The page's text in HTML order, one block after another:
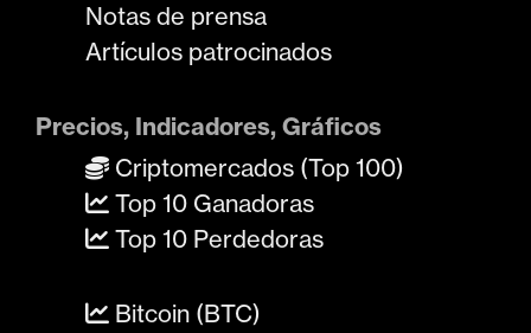
Notas de prensa
Artículos patrocinados
Precios, Indicadores, Gráficos
Criptomercados (Top 100)
Top 10 Ganadoras
Top 10 Perdedoras
Bitcoin (BTC)